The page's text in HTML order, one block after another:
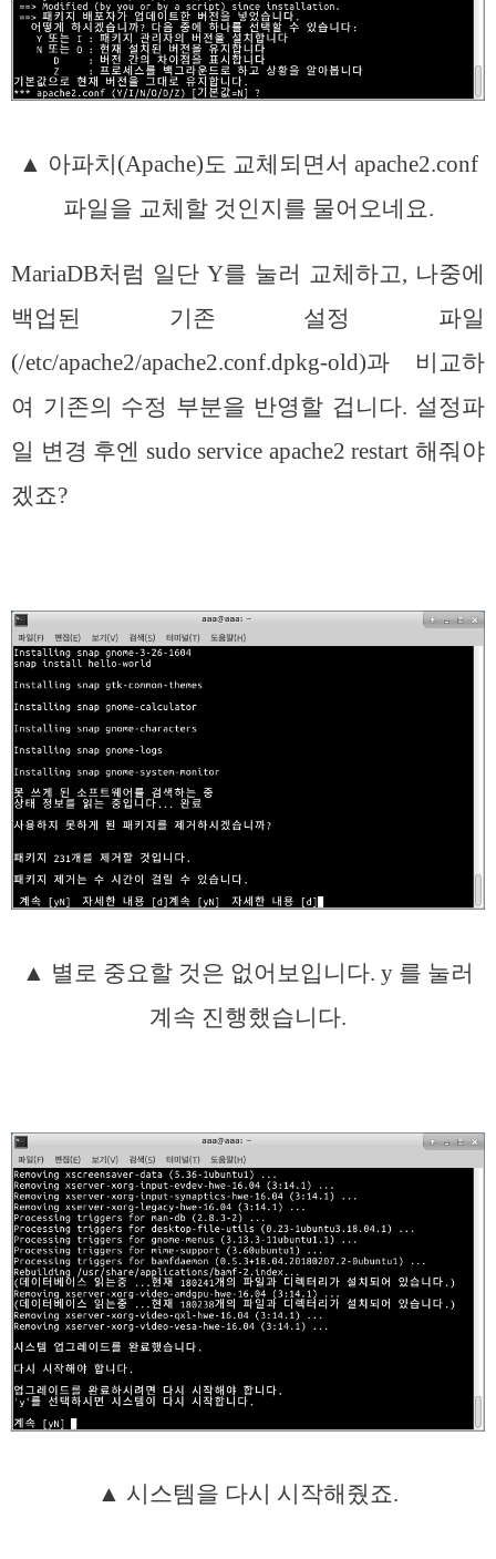
▲ 아파치(Apache)도 교체되면서 apache2.conf
파일을 교체할 것인지를 물어오네요.
MariaDB처럼 일단 Y를 눌러 교체하고, 나중에
백업된 기존 설정 파일
(/etc/apache2/apache2.conf.dpkg-old)과 비교하
여 기존의 수정 부분을 반영할 겁니다. 설정파
일 변경 후엔 sudo service apache2 restart 해줘야
겠죠?
▲ 별로 중요할 것은 없어보입니다. y 를 눌러
계속 진행했습니다.
▲ 시스템을 다시 시작해줬죠.